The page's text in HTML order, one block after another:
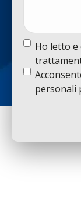
Termine
condizioni
Ho letto
Termine
condizioni
personali